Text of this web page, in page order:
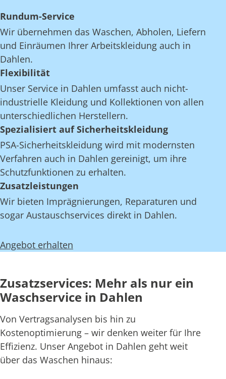
Rundum-Service
Wir übernehmen das Waschen, Abholen, Liefern
und Einräumen Ihrer Arbeitskleidung auch in
Dahlen.
Flexibilität
Unser Service in Dahlen umfasst auch nicht-
industrielle Kleidung und Kollektionen von allen
unterschiedlichen Herstellern.
Spezialisiert auf Sicherheitskleidung
PSA-Sicherheitskleidung wird mit modernsten
Verfahren auch in Dahlen gereinigt, um ihre
Schutzfunktionen zu erhalten.
Zusatzleistungen
Wir bieten Imprägnierungen, Reparaturen und
sogar Austauschservices direkt in Dahlen.
Angebot erhalten
Zusatzservices: Mehr als nur ein
Waschservice in Dahlen
Von Vertragsanalysen bis hin zu
Kostenoptimierung – wir denken weiter für Ihre
Effizienz. Unser Angebot in Dahlen geht weit
über das Waschen hinaus: